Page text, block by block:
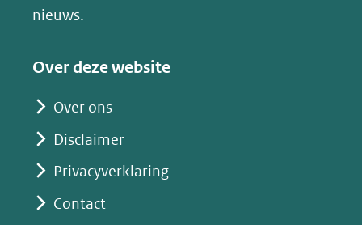
nieuws.
Over deze website
Over ons
Disclaimer
Privacyverklaring
Contact